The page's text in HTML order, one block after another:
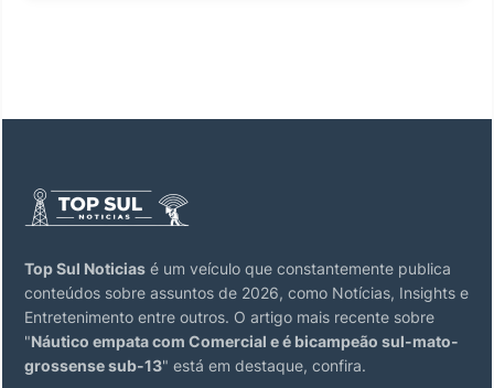
Top Sul Noticias é um veículo que constantemente publica
conteúdos sobre assuntos de 2026, como Notícias, Insights e
Entretenimento entre outros. O artigo mais recente sobre
"Náutico empata com Comercial e é bicampeão sul-mato-
grossense sub-13" está em destaque, confira.